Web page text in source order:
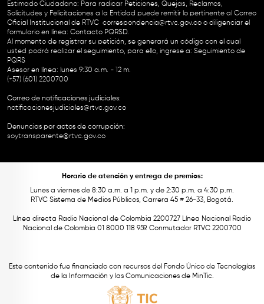
Estimado Ciudadano: Para radicar Peticiones, Quejas, Reclamos,
Solicitudes y Felicitaciones a la Entidad puede remitir lo pertinente al Correo
Oficial Institucional de RTVC correspondencia@rtvc.gov.co o diligenciar el
formulario en línea: Contacto PQRSD.
Al momento de registrar su petición, se generará un código con el cual
usted podrá realizar el seguimiento, para ello, ingrese a: Seguimiento de
PQRS
Asesor en línea: lunes 9:30 a.m. - 12 m.
(+57) (601) 2200700
Correo de notificaciones judiciales:
notificacionesjudiciales@rtvc.gov.co
Denuncias por actos de corrupción:
soytransparente@rtvc.gov.co
Horario de atención y entrega de premios:
Lunes a viernes de 8:30 a.m. a 1 p.m. y de 2:30 p.m. a 4:30 p.m.
RTVC Sistema de Medios Públicos, Carrera 45 # 26-33, Bogotá.
Línea directa Radio Nacional de Colombia 2200727 Línea Nacional Radio
Nacional de Colombia 01 8000 118 959. Conmutador RTVC 2200700
Este contenido fue financiado con recursos del Fondo Único de Tecnologías
de la Información y las Comunicaciones de MinTic.